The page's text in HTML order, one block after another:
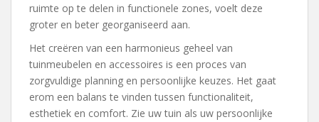
ruimte op te delen in functionele zones, voelt deze
groter en beter georganiseerd aan.
Het creëren van een harmonieus geheel van
tuinmeubelen en accessoires is een proces van
zorgvuldige planning en persoonlijke keuzes. Het gaat
erom een balans te vinden tussen functionaliteit,
esthetiek en comfort. Zie uw tuin als uw persoonlijke